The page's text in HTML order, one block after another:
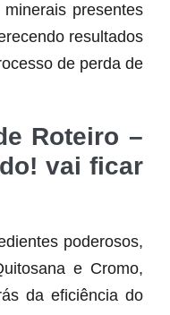
presentes
resultados
de perda de
Roteiro –
vai ficar
poderosos,
e Cromo,
da eficiência do